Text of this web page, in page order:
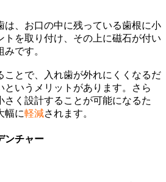
は、お口の中に残っている歯根に小
トを取り付け、その上に磁石が付い
です。
ことで、入れ歯が外れにくくなるだ
というメリットがあります。さら
さく設計することが可能になるた
幅に軽減されます。
ンチャー